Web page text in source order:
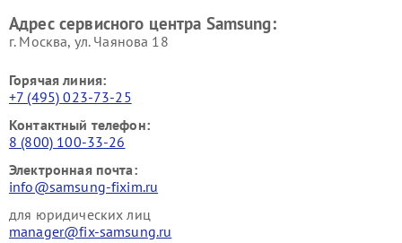
Адрес сервисного центра Samsung:
г. Москва, ул. Чаянова 18
Горячая линия:
+7 (495) 023-73-25
Контактный телефон:
8 (800) 100-33-26
Электронная почта:
info@samsung-fixim.ru
для юридических лиц
manager@fix-samsung.ru